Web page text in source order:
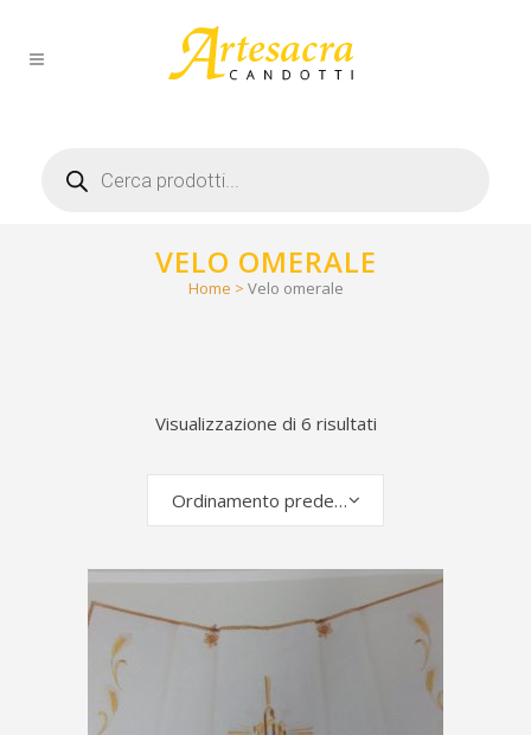
search
VELO OMERALE
Home > Velo omerale
Visualizzazione di 6 risultati
Ordinamento predefinito